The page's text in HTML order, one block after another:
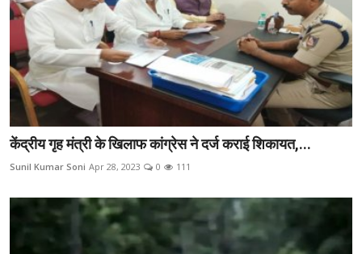
केंद्रीय गृह मंत्री के खिलाफ कांग्रेस ने दर्ज कराई शिकायत,...
Sunil Kumar Soni Apr 28, 2023 0 111